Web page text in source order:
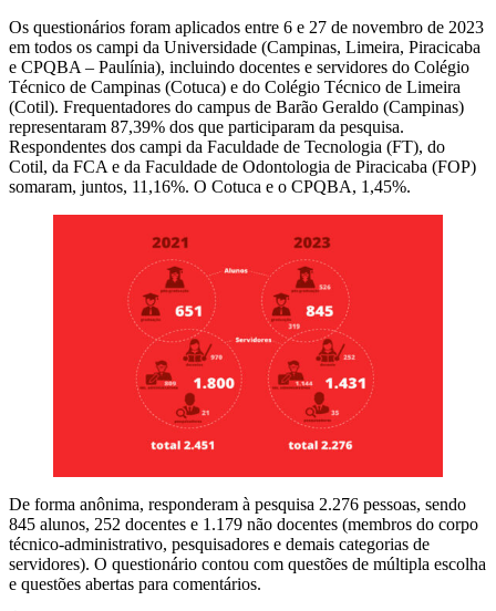
Os questionários foram aplicados entre 6 e 27 de novembro de 2023
em todos os campi da Universidade (Campinas, Limeira, Piracicaba
e CPQBA – Paulínia), incluindo docentes e servidores do Colégio
Técnico de Campinas (Cotuca) e do Colégio Técnico de Limeira
(Cotil). Frequentadores do campus de Barão Geraldo (Campinas)
representaram 87,39% dos que participaram da pesquisa.
Respondentes dos campi da Faculdade de Tecnologia (FT), do
Cotil, da FCA e da Faculdade de Odontologia de Piracicaba (FOP)
somaram, juntos, 11,16%. O Cotuca e o CPQBA, 1,45%.
De forma anônima, responderam à pesquisa 2.276 pessoas, sendo
845 alunos, 252 docentes e 1.179 não docentes (membros do corpo
técnico-administrativo, pesquisadores e demais categorias de
servidores). O questionário contou com questões de múltipla escolha
e questões abertas para comentários.